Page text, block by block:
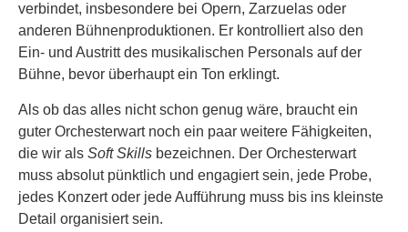
verbindet, insbesondere bei Opern, Zarzuelas oder
anderen Bühnenproduktionen. Er kontrolliert also den
Ein- und Austritt des musikalischen Personals auf der
Bühne, bevor überhaupt ein Ton erklingt.
Als ob das alles nicht schon genug wäre, braucht ein
guter Orchesterwart noch ein paar weitere Fähigkeiten,
die wir als Soft Skills bezeichnen. Der Orchesterwart
muss absolut pünktlich und engagiert sein, jede Probe,
jedes Konzert oder jede Aufführung muss bis ins kleinste
Detail organisiert sein.